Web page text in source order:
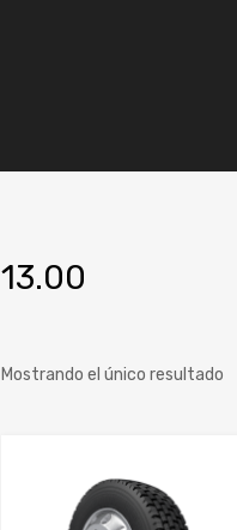
13.00
Mostrando el único resultado